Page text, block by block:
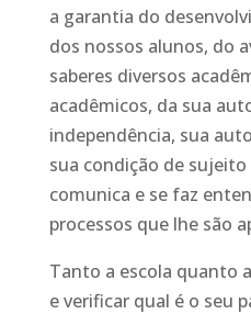
a garantia do
dos nossos alunos, do
saberes diversos
acadêmicos, da sua
independência, sua
sua condição de
comunica e se faz
processos que lhe são
Tanto a escola quanto
e verificar qual é o seu